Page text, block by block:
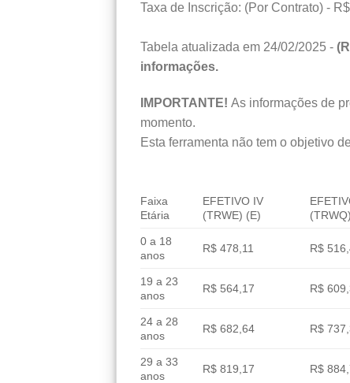
Taxa de Inscrição: (Por Contrato) -
Tabela atualizada em 24/02/2025 -
informações.
IMPORTANTE! As informações de
momento.
Esta ferramenta não tem o objetivo
Faixa
Etária
EFETIVO IV
(TRWE) (E)
0 a 18
anos
R$ 478,11 R$
19 a 23
anos
R$ 564,17 R$
24 a 28
anos
R$ 682,64 R$
29 a 33
anos
R$ 819,17 R$